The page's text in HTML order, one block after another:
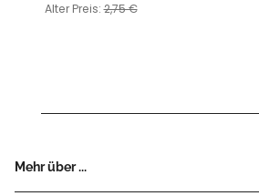
Alter Preis:2,75 €
Mehr über ...